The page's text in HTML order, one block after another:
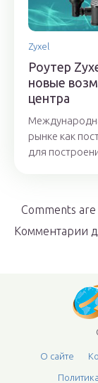
Zyxel
Роутер
новые
центра
рынке как
для
Comments are
Комментарии
О сайте